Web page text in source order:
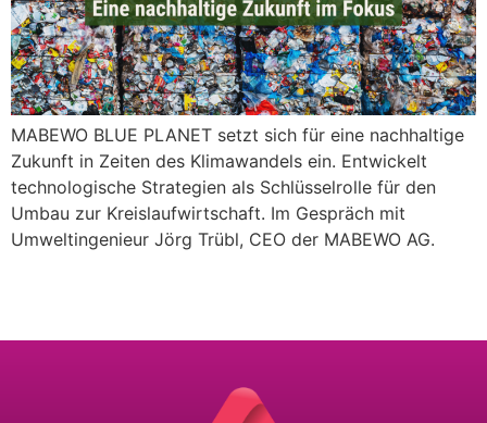
MABEWO BLUE PLANET setzt sich für eine nachhaltige
Zukunft in Zeiten des Klimawandels ein. Entwickelt
technologische Strategien als Schlüsselrolle für den
Umbau zur Kreislaufwirtschaft. Im Gespräch mit
Umweltingenieur Jörg Trübl, CEO der MABEWO AG.